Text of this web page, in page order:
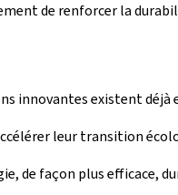
de renforcer la
innovantes existent
leur transition
façon plus efficace,